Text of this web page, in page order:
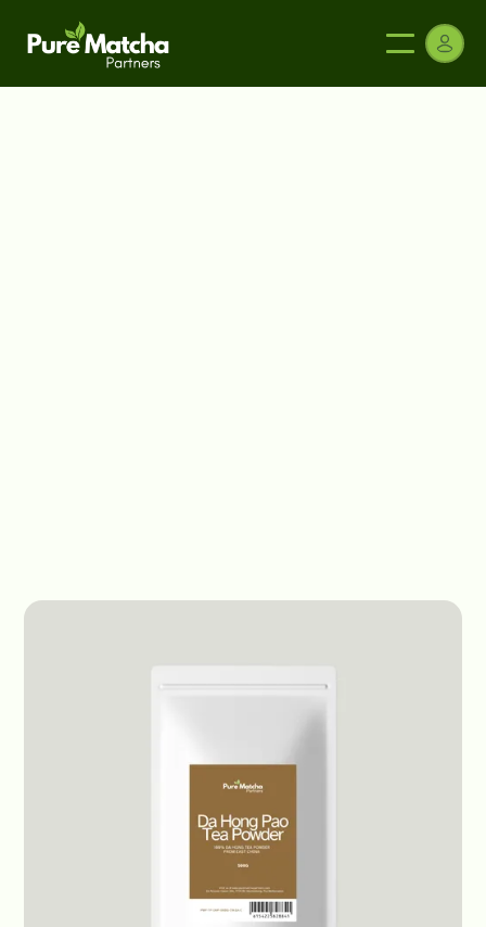
Da Hong Pao Tea
Powder — Big Red
Robe Oolong
Japon - Orgánico - Sin cafeína
(4.6 estrellas) • 22 reseñas